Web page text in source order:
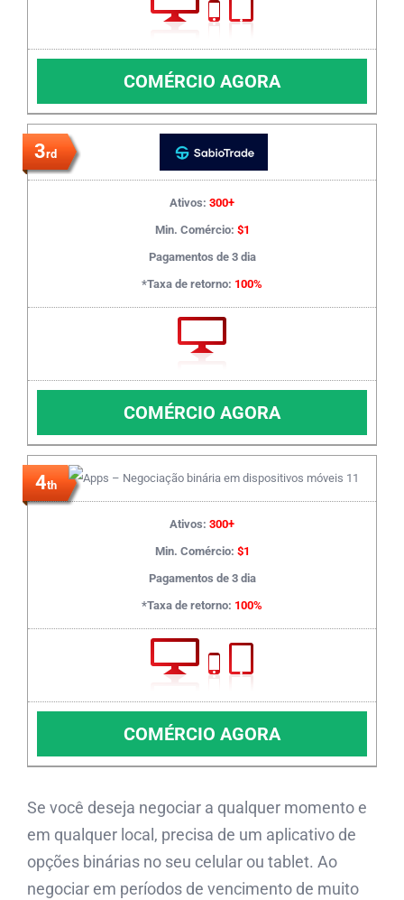
COMÉRCIO AGORA
3rd
Ativos: 300+
Min. Comércio: $1
Pagamentos de 3 dia
*Taxa de retorno: 100%
COMÉRCIO AGORA
4th
Ativos: 300+
Min. Comércio: $1
Pagamentos de 3 dia
*Taxa de retorno: 100%
COMÉRCIO AGORA
Se você deseja negociar a qualquer momento e
em qualquer local, precisa de um aplicativo de
opções binárias no seu celular ou tablet. Ao
negociar em períodos de vencimento de muito